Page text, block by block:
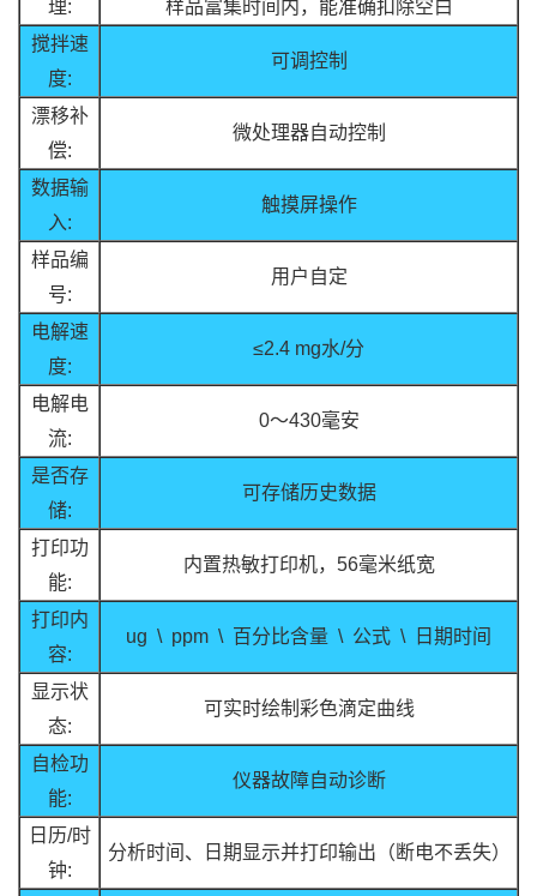
理:
样品富集时间内，能准确扣除空白
搅拌速
度:
可调控制
漂移补
偿:
微处理器自动控制
数据输
入:
触摸屏操作
样品编
号:
用户自定
电解速
度:
≤2.4 mg水/分
电解电
流:
0～430毫安
是否存
储:
可存储历史数据
打印功
能:
内置热敏打印机，56毫米纸宽
打印内
容:
ug \ ppm \ 百分比含量 \ 公式 \ 日期时间
显示状
态:
可实时绘制彩色滴定曲线
自检功
能:
仪器故障自动诊断
日历/时
钟:
分析时间、日期显示并打印输出（断电不丢失）